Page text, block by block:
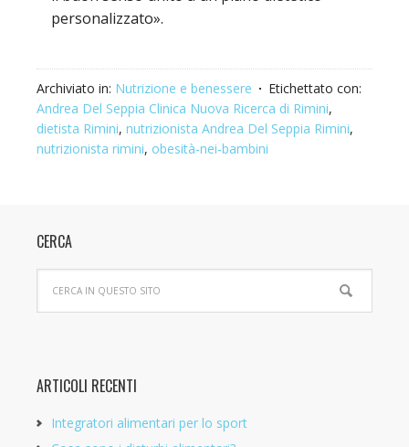
personalizzato».
Archiviato in: Nutrizione e benessere
Etichettato con:
Andrea Del Seppia Clinica Nuova Ricerca di Rimini,
dietista Rimini, nutrizionista Andrea Del Seppia Rimini,
nutrizionista rimini, obesità-nei-bambini
CERCA
ARTICOLI RECENTI
Integratori alimentari per lo sport